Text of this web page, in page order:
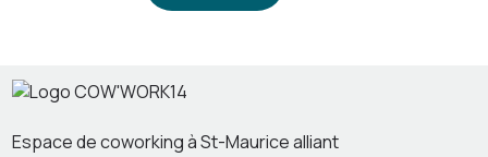
Espace de coworking à St-Maurice alliant